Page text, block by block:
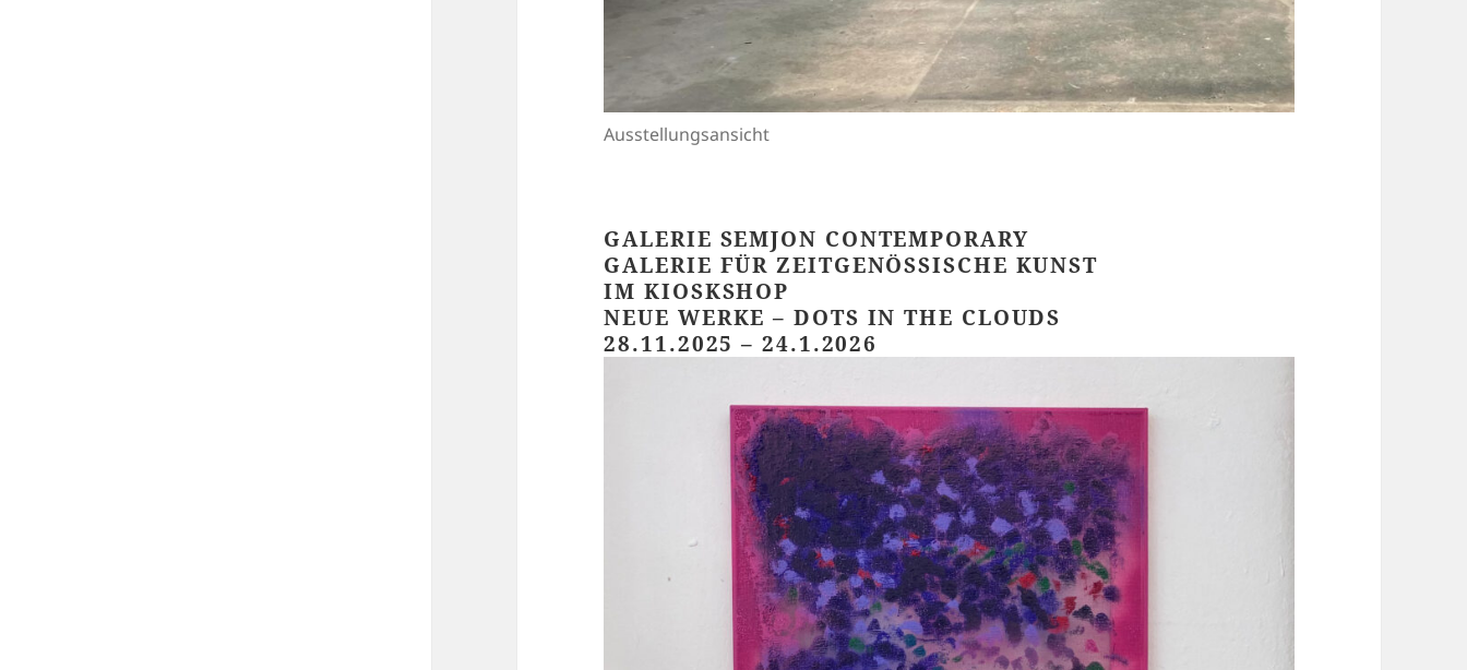
Ausstellungsansicht
GALERIE SEMJON CONTEMPORARY
GALERIE FÜR ZEITGENÖSSISCHE KUNST
IM KIOSKSHOP
NEUE WERKE – DOTS IN THE CLOUDS
28.11.2025 – 24.1.2026